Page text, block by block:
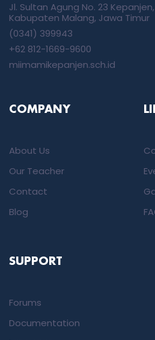
Jl. Sultan Agung No. 23
Kabupaten Malang, Jawa Timur
(0341) 399943
+62 812-1669-9600
miimamikepanjen.sch.id
COMPANY
About Us
Our Teacher
Contact
Blog
SUPPORT
Forums
Documentation